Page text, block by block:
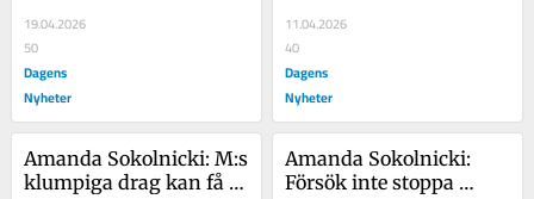
19.04.2026
50
Dagens
Nyheter
11.04.2026
40
Dagens
Nyheter
Amanda Sokolnicki: M:s
klumpiga drag kan få
Amanda Sokolnicki:
Försök inte stoppa